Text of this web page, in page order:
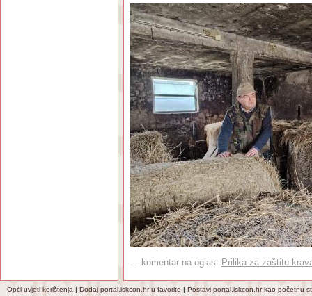
... komentar na oglas: Prilika za zaštitu
Opći uvjeti korištenja | Dodaj portal.iskcon.hr u favorite | Postavi portal.iskcon.hr kao početnu